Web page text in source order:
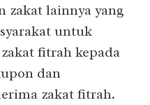
zakat lainnya yang
untuk
fitrah kepada
dan
zakat fitrah.